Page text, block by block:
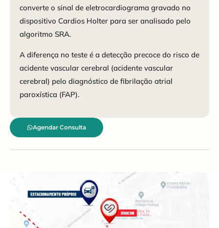
converte o sinal de eletrocardiograma gravado no
dispositivo Cardios Holter para ser analisado pelo
algoritmo SRA.
A diferença no teste é a detecção precoce do risco de
acidente vascular cerebral (acidente vascular
cerebral) pelo diagnóstico de fibrilação atrial
paroxística (FAP).
Agendar Consulta